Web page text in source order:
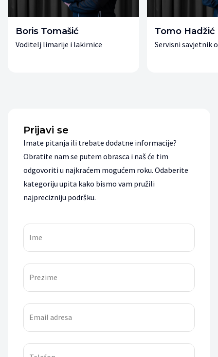
Boris Tomašić
Voditelj limarije i lakirnice
Tomo Hadžić
Servisni savjetnik
Prijavi se
Imate pitanja ili trebate dodatne informacije?
Obratite nam se putem obrasca i naš će tim
odgovoriti u najkraćem mogućem roku. Odaberite
kategoriju upita kako bismo vam pružili
najprecizniju podršku.
Ime
Prezime
Email adresa